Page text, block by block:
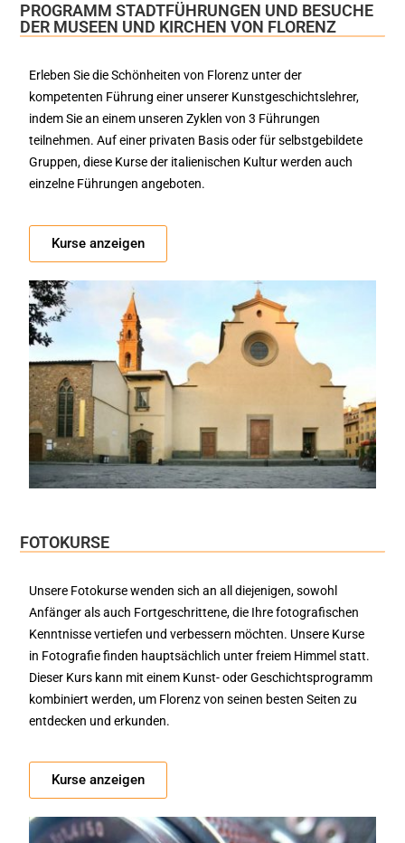
PROGRAMM STADTFÜHRUNGEN UND BESUCHE
DER MUSEEN UND KIRCHEN VON FLORENZ
Erleben Sie die Schönheiten von Florenz unter der
kompetenten Führung einer unserer Kunstgeschichtslehrer,
indem Sie an einem unseren Zyklen von 3 Führungen
teilnehmen. Auf einer privaten Basis oder für selbstgebildete
Gruppen, diese Kurse der italienischen Kultur werden auch
einzelne Führungen angeboten.
Kurse anzeigen
FOTOKURSE
Unsere Fotokurse wenden sich an all diejenigen, sowohl
Anfänger als auch Fortgeschrittene, die Ihre fotografischen
Kenntnisse vertiefen und verbessern möchten. Unsere Kurse
in Fotografie finden hauptsächlich unter freiem Himmel statt.
Dieser Kurs kann mit einem Kunst- oder Geschichtsprogramm
kombiniert werden, um Florenz von seinen besten Seiten zu
entdecken und erkunden.
Kurse anzeigen